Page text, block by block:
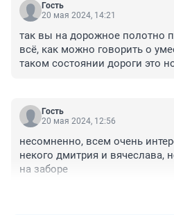
Гость
20 мая 2024, 14:21
так вы на дорожное полотно
всё, как можно говорить о
таком состоянии дороги это
Гость
20 мая 2024, 12:56
несомненно, всем очень
некого дмитрия и вячеслава,
на заборе